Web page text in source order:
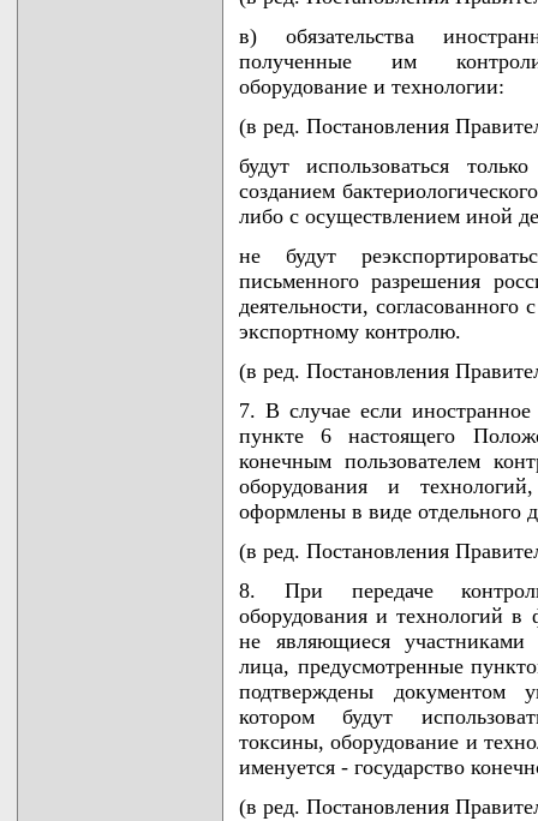
в) обязательства
полученные им
оборудование и технологии:
(в ред. Постановления
будут использоваться
созданием
либо с осуществлением иной
не будут
письменного разрешения
деятельности,
экспортному контролю.
(в ред. Постановления
7. В случае если
пункте 6 настоящего
конечным пользователем
оборудования и
оформлены в виде отдельного
(в ред. Постановления
8. При передаче
оборудования и технологий в
не являющиеся участниками
лица, предусмотренные
подтверждены документом
котором будут
токсины, оборудование и
именуется - государство
(в ред. Постановления